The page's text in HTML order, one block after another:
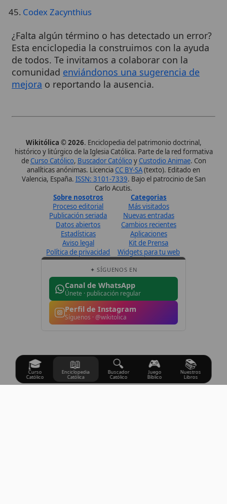
Wikitólica © 2026 . Enciclopedia del patrimonio doctrinal,
histórico y litúrgico de la Iglesia Católica. Parte de la red formativa
deCurso Católico,Buscador CatólicoyCustodio Animae . Con
analíticas anónimas. Licencia CC BY-SA(texto). Editado en
Valencia, España.ISSN: 3101-7339 . Bajo el patrocinio de San
Carlo Acutis.
Sobre nosotros
Proceso editorial
Categorias
Más visitados
✦ SÍGUENOS EN
Canal de WhatsApp
Únete · publicación regular
Perfil de Instagram
Síguenos · @wikitolica